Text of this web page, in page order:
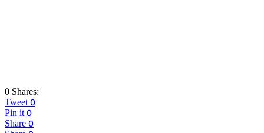
0 Shares:
Tweet 0
Pin it 0
Share 0